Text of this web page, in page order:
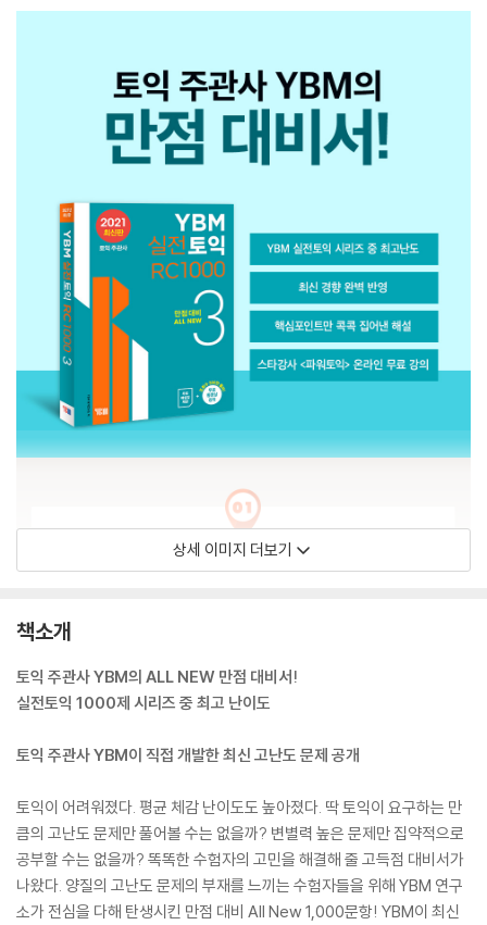
상세 이미지 더보기
책소개
토익 주관사 YBM의 ALL NEW 만점 대비서!
실전토익 1000제 시리즈 중 최고 난이도
토익 주관사 YBM이 직접 개발한 최신 고난도 문제 공개
토익이 어려워졌다. 평균 체감 난이도도 높아졌다. 딱 토익이 요구하는 만
큼의 고난도 문제만 풀어볼 수는 없을까? 변별력 높은 문제만 집약적으로
공부할 수는 없을까? 똑똑한 수험자의 고민을 해결해 줄 고득점 대비서가
나왔다. 양질의 고난도 문제의 부재를 느끼는 수험자들을 위해 YBM 연구
소가 전심을 다해 탄생시킨 만점 대비 All New 1,000문항! YBM이 최신